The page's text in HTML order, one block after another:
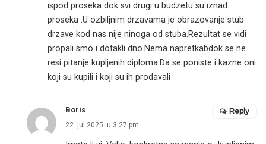
ispod proseka dok svi drugi u budzetu su iznad
proseka .U ozbiljnim drzavama je obrazovanje stub
drzave kod nas nije ninoga od stuba.Rezultat se vidi
propali smo i dotakli dno.Nema napretkabdok se ne
resi pitanje kupljenih diploma.Da se poniste i kazne oni
koji su kupili i koji su ih prodavali
Boris
22. jul 2025. u 3:27 pm
Reply